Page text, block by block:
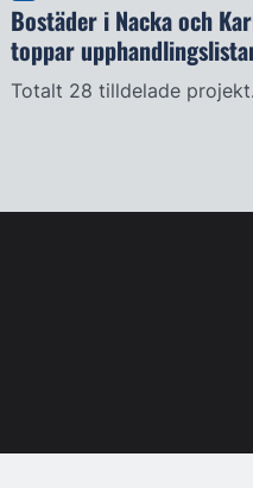
Bostäder i Nacka och
toppar
Totalt 28 tilldelade projekt.